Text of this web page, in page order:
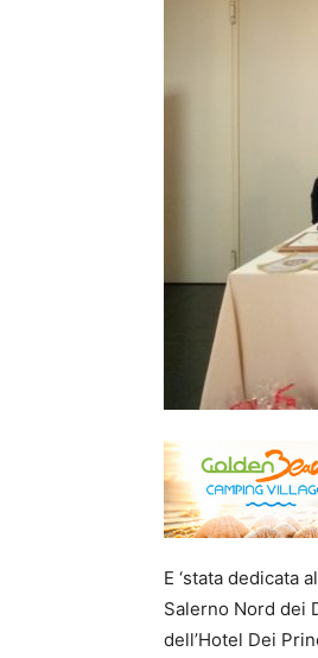
E ‘stata dedicata
Salerno Nord dei
dell’Hotel Dei